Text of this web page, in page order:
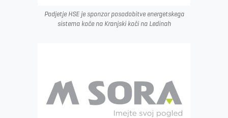
Podjetje HSE je sponzor posodobitve energetskega
sistema koče na Kranjski koči na Ledinah